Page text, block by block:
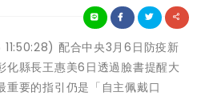
配合中央3月6日防疫新
化縣長王惠美6日透過臉書提醒大
重要的指引仍是「自主佩戴口